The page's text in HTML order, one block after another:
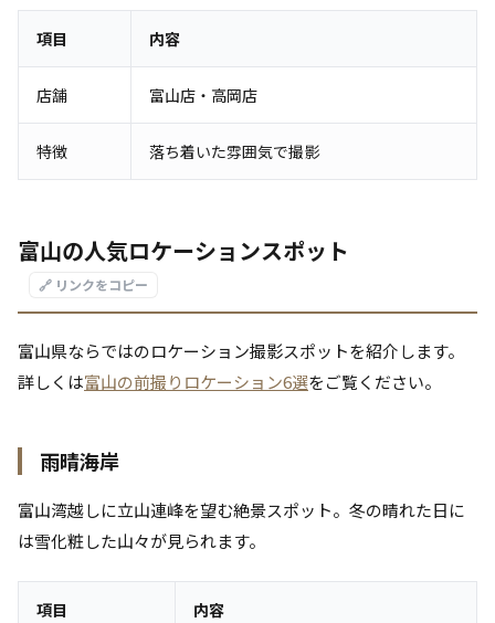
項目 内容
店舗 富山店・高岡店
特徴 落ち着いた雰囲気で撮影
富山の人気ロケーションスポット
🔗 リンクをコピー
富山県ならではのロケーション撮影スポットを紹介します。
詳しくは富山の前撮りロケーション6選をご覧ください。
雨晴海岸
富山湾越しに立山連峰を望む絶景スポット。冬の晴れた日に
は雪化粧した山々が見られます。
項目 内容